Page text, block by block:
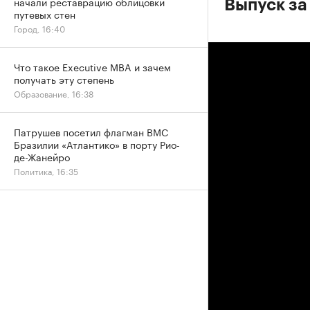
Выпуск
путевых стен
Город, 16:40
Что такое Executive MBA и зачем
получать эту степень
Образование, 16:38
Патрушев посетил флагман ВМС
Бразилии «Атлантико» в порту Рио-
де-Жанейро
Политика, 16:35